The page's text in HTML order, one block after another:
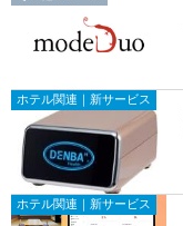
ホテル関連｜新サービス
ホテル関連｜新サービス